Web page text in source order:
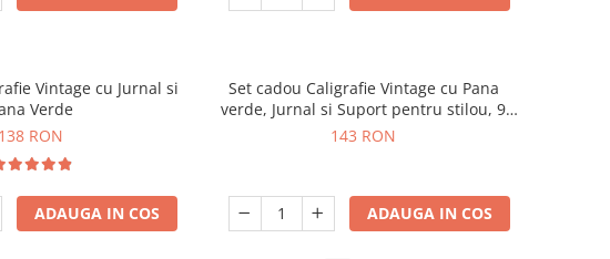
Vintage cu Jurnal si
Verde
138 RON
ADAUGA IN COS
Set cadou Caligrafie Vintage cu Pana
verde, Jurnal si Suport pentru stilou, 9
piese
143 RON
ADAUGA IN COS